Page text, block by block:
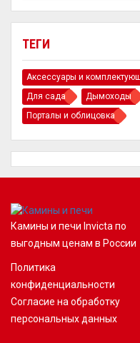
ТЕГИ
Аксессуары и
Для сада
Дымоходы
Порталы и облицовка
Камины и печи Invicta по
выгодным ценам в России
Политика
конфиденциальности
Согласие на обработку
персональных данных